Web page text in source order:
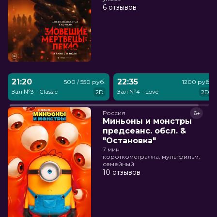
6 отзывов
21:20
Зал №3 - Classic
500 / 550 руб.
2D
22:35
Зал №4 - Love
1200 руб.
2D
Россия
Миньоны и монстры
предсеанс. обсл. &
"Остановка"
6+
7 мин
короткометражка, мультфильм,
семейный
10 отзывов